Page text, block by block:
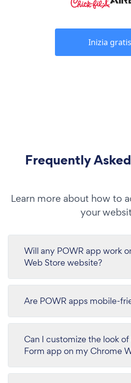
Inizia gratis
Frequently
Learn more about how to
your
Will any POWR app work
Web Store website?
Are POWR apps mobile-
Can I customize the look
Form app on my Chrome